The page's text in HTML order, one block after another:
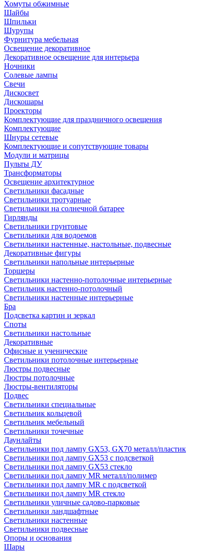
Хомуты обжимные
Шайбы
Шпильки
Шурупы
Фурнитура мебельная
Освещение декоративное
Декоративное освещение для интерьера
Ночники
Солевые лампы
Свечи
Дискосвет
Дискошары
Проекторы
Комплектующие для праздничного освещения
Комплектующие
Шнуры сетевые
Комплектующие и сопутствующие товары
Модули и матрицы
Пульты ДУ
Трансформаторы
Освещение архитектурное
Светильники фасадные
Светильники тротуарные
Светильники на солнечной батарее
Гирлянды
Светильники грунтовые
Светильники для водоемов
Светильники настенные, настольные, подвесные
Декоративные фигуры
Светильники напольные интерьерные
Торшеры
Светильники настенно-потолочные интерьерные
Светильник настенно-потолочный
Светильники настенные интерьерные
Бра
Подсветка картин и зеркал
Споты
Светильники настольные
Декоративные
Офисные и ученические
Светильники потолочные интерьерные
Люстры подвесные
Люстры потолочные
Люстры-вентиляторы
Подвес
Светильники специальные
Светильник кольцевой
Светильник мебельный
Светильники точечные
Даунлайты
Светильники под лампу GX53, GX70 металл/пластик
Светильники под лампу GX53 с подсветкой
Светильники под лампу GX53 стекло
Светильники под лампу MR металл/полимер
Светильники под лампу MR с подсветкой
Светильники под лампу MR стекло
Светильники уличные садово-парковые
Светильники ландшафтные
Светильники настенные
Светильники подвесные
Опоры и основания
Шары